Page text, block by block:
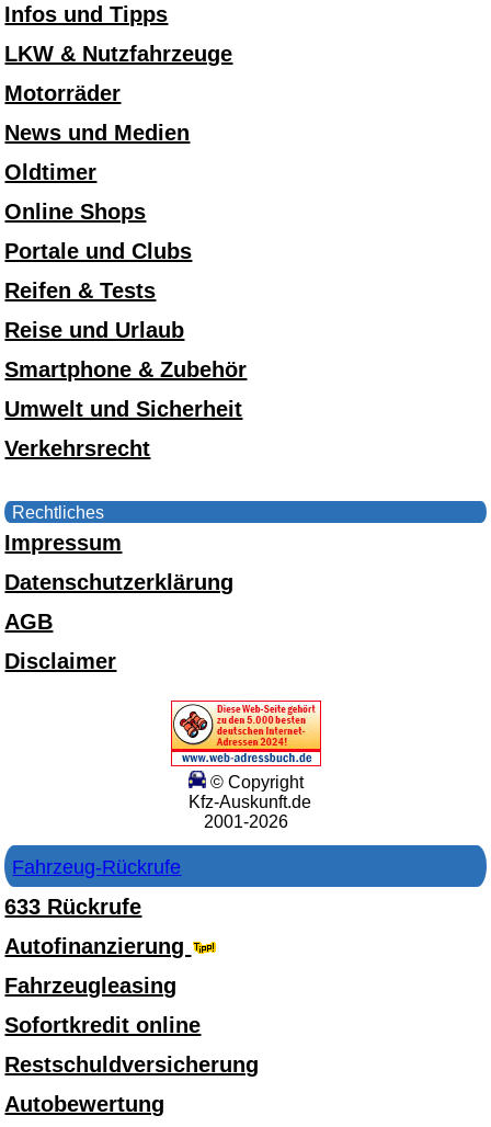
Infos und Tipps
LKW & Nutzfahrzeuge
Motorräder
News und Medien
Oldtimer
Online Shops
Portale und Clubs
Reifen & Tests
Reise und Urlaub
Smartphone & Zubehör
Umwelt und Sicherheit
Verkehrsrecht
Rechtliches
Impressum
Datenschutzerklärung
AGB
Disclaimer
© Copyright
Kfz-Auskunft.de
2001-2026
Fahrzeug-Rückrufe
633 Rückrufe
Autofinanzierung
Fahrzeugleasing
Sofortkredit online
Restschuldversicherung
Autobewertung